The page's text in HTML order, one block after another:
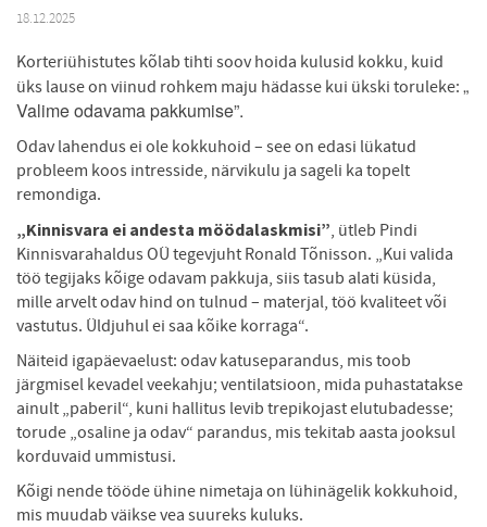
18.12.2025
Korteriühistutes kõlab tihti soov hoida kulusid kokku, kuid
üks lause on viinud rohkem maju hädasse kui ükski toruleke: „
Valime odavama pakkumise”.
Odav lahendus ei ole kokkuhoid – see on edasi lükatud
probleem koos intresside, närvikulu ja sageli ka topelt
remondiga.
„Kinnisvara ei andesta möödalaskmisi”, ütleb Pindi
Kinnisvarahaldus OÜ tegevjuht Ronald Tõnisson. „Kui valida
töö tegijaks kõige odavam pakkuja, siis tasub alati küsida,
mille arvelt odav hind on tulnud – materjal, töö kvaliteet või
vastutus. Üldjuhul ei saa kõike korraga“.
Näiteid igapäevaelust: odav katuseparandus, mis toob
järgmisel kevadel veekahju; ventilatsioon, mida puhastatakse
ainult „paberil“, kuni hallitus levib trepikojast elutubadesse;
torude „osaline ja odav“ parandus, mis tekitab aasta jooksul
korduvaid ummistusi.
Kõigi nende tööde ühine nimetaja on lühinägelik kokkuhoid,
mis muudab väikse vea suureks kuluks.